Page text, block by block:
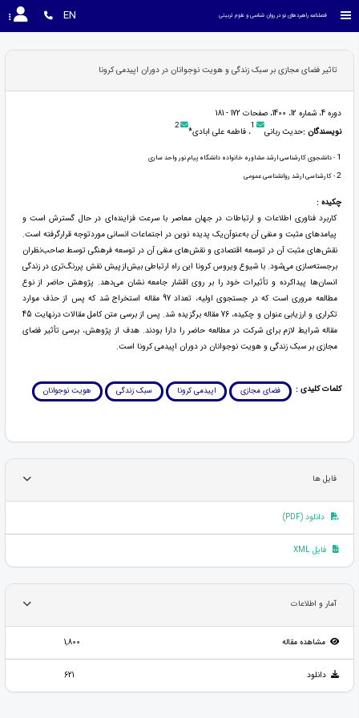
فصلنامه راهبردهای نو در روان شناسی و علوم تربیتی EN
تاثیر فضای مجازی بر سبک زندگی و هویت نوجوانان در دوران اپیدمی کرونا
دوره 4، شماره 12، 1400، صفحات 172 - 181
نویسندگان :حدیث ربانی 1، فاطمه علی ابادی* 2
1 - دانشجوی کارشناسی ارشد مشاوره خانواده دانشگاه پیام نور واحد ساری
2- کارشناسی ارشد روانشناسی عمومی
چکیده :
کاربرد فناوری اطلاعات و ارتباطات در جهان معاصر با سرعت فزاینده‌ای در حال گسترش است و
پیامدهای مثبت و منفی آن به‌عنوآن‌یک پدیده نوین در اجتماعات انسانی موردتوجه قرارگرفته است.
نقش‌های مثبت آن در توسعه اقتصادی و نقش‌های منفی آن در توسعه فرهنگی توسط صاحب‌نظران
برجسته‌سازی می‌شود. با شیوع ویروس کرونا این راه ارتباطی بیش‌ازپیش نقش پررنگ‌تری در زندگی
انسان‌ها پیداکرده و تأثیرات خود را بر روی اقشار جامعه نشان می‌دهد. پژوهش حاضر از نوع
مطالعه مروری است که در جستجوی اولیه، تعداد 97 مقاله استخراج شد که پس از حذف موارد
تکراری و ارزیابی عنوان و چکیده، 76 مقاله برگزیده شد. پس از برسی متن کامل مقالات درنهایت 45
مقاله شرایط لازم برای شرکت در مطالعه حاضر را دارا بودند. هدف از پژوهش، برسی تأثیر فضای
مجازی بر سبک زندگی و هویت نوجوانان در دوران اپیدمی کرونا است.
کلمات کلیدی : فضای مجازی اپیدمی کرونا سبک زندگی هویت نوجوانان
فایل ها
دانلود (PDF)
فایل XML
آمار و اطلاعات
مشاهده مقاله 1,800
دانلود 621